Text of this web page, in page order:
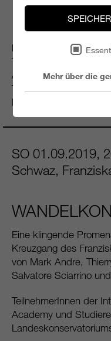
RENT A
Kurzkonzerte in
TeilnehmerInnen der
Academy (IEMA) bei
Trio oder Quartett zu
Betrieb ein und Ihre
SO 01.09.2019,
Schwaz,
Eine klingende
Kreuzgang des
von Mark Andre,
Salvatore Sciarrino
TeilnehmerInnen der
Academy und
Mehr über die